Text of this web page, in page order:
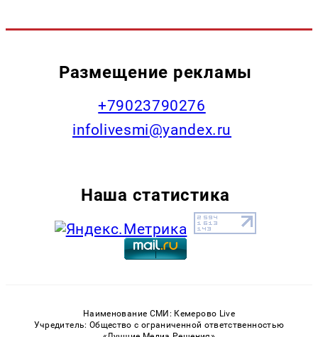
Размещение рекламы
+79023790276
infolivesmi@yandex.ru
Наша статистика
Наименование СМИ: Кемерово Live
Учредитель: Общество с ограниченной ответственностью